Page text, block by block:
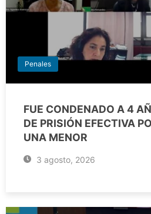
Penales
FUE CONDENADO A 4
DE PRISIÓN EFECTIVA
UNA MENOR
3 agosto, 2026